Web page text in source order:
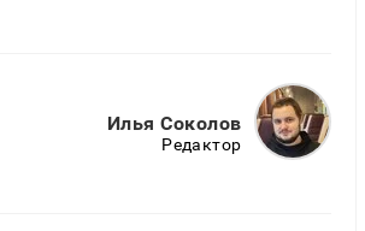
Илья Соколов
Редактор